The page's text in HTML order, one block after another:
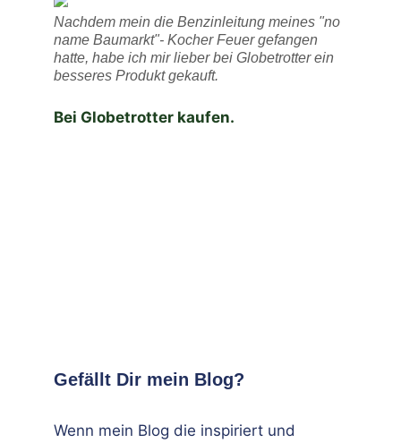
Nachdem mein die Benzinleitung meines "no
name Baumarkt"- Kocher Feuer gefangen
hatte, habe ich mir lieber bei Globetrotter ein
besseres Produkt gekauft.
Bei Globetrotter kaufen.
Gefällt Dir mein Blog?
Wenn mein Blog die inspiriert und